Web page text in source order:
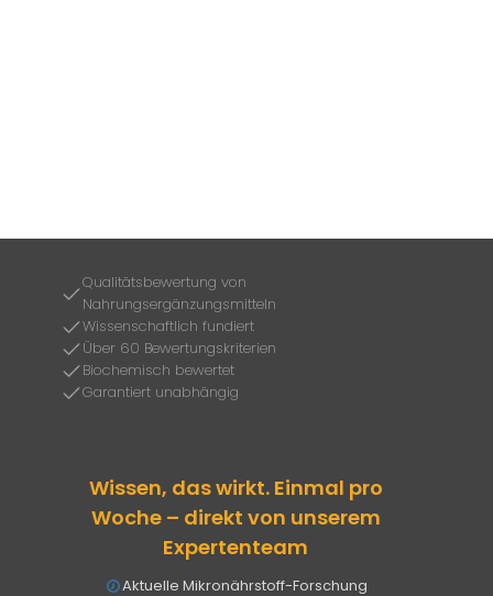
Qualitätsbewertung von
Nahrungsergänzungsmitteln
Wissenschaftlich fundiert
Über 60 Bewertungskriterien
Biochemisch bewertet
Garantiert unabhängig
Wissen, das wirkt. Einmal pro
Woche – direkt von unserem
Expertenteam
Aktuelle Mikronährstoff-Forschung